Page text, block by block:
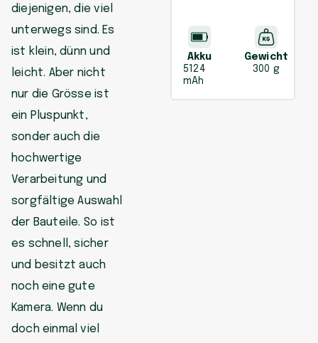
diejenigen, die viel
unterwegs sind. Es
ist klein, dünn und
leicht. Aber nicht
nur die Grösse ist
ein Pluspunkt,
sonder auch die
hochwertige
Verarbeitung und
sorgfältige Auswahl
der Bauteile. So ist
es schnell, sicher
und besitzt auch
noch eine gute
Kamera. Wenn du
doch einmal viel
Akku
5124
mAh
Gewicht
300 g